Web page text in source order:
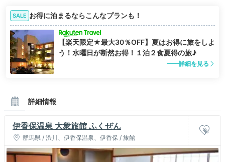
SALE お得に泊まるならこんなプランも！
【楽天限定★最大30％OFF】夏はお得に旅をしよ
う！水曜日が断然お得！１泊２食夏得の旅♪
詳細を見る
詳細情報
伊香保温泉 大衆旅館 ふくぜん
群馬県 / 渋川、伊香保温泉、伊香保 / 旅館